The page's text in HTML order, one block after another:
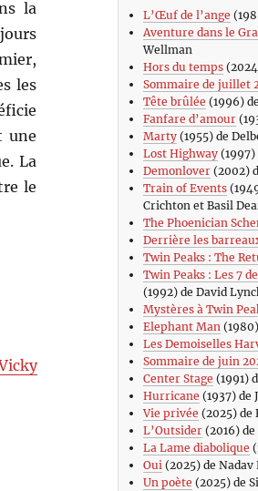
la
les
une
La
le
L’Œuf de l’ange
Aventure dans le
Wellman
Hors du temps
Sommaire de juillet
Tête brûlée (1996)
Fanfare d’amour
Marty(1955) de
Lost Highway(1997)
Demonlover(2002)
Train of Events
Crichton et Basil
The Phoenician
Derrière les
Twin Peaks : The
Twin Peaks : Les 7
(1992) de David
Mystères à Twin
Elephant Man
Les Demoiselles
Sommaire de juin
Center Stage (1991)
Hurricane (1937) de
Vie privée (2025) de
L’Outsider(2016)
La Lame diabolique
Oui(2025) de Nadav
Un poète (2025) de